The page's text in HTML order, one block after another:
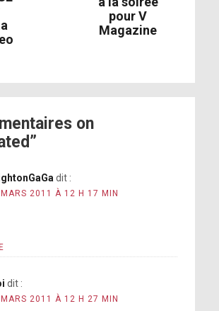
pour V
Magazine
on
dit :
2011 À 12 H 17 MIN
dit :
2011 À 12 H 27 MIN